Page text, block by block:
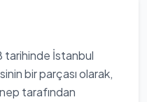
tarihinde İstanbul
bir parçası olarak,
tarafından